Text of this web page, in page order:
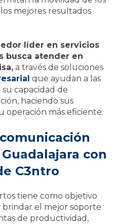
mejores resultados
líder en servicios
busca atender en
a través de soluciones
que ayudan a las
capacidad de
haciendo sus
operación más eficiente.
con
C3ntro
tiene como objetivo
el mejor soporte
de productividad,